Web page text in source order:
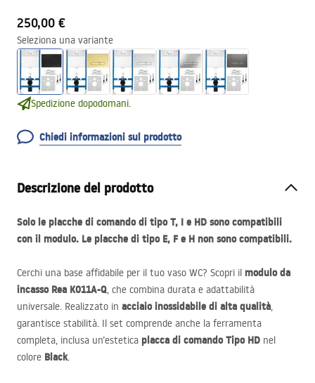
250,00 €
Seleziona una variante
Spedizione dopodomani.
Chiedi informazioni sul prodotto
Descrizione del prodotto
Solo le placche di comando di tipo T, I e HD sono compatibili
con il modulo. Le placche di tipo E, F e H non sono compatibili.
Cerchi una base affidabile per il tuo vaso WC? Scopri il modulo da
incasso Rea K011A-Q, che combina durata e adattabilità
universale. Realizzato in acciaio inossidabile di alta qualità,
garantisce stabilità. Il set comprende anche la ferramenta
completa, inclusa un’estetica placca di comando Tipo HD nel
colore Black.